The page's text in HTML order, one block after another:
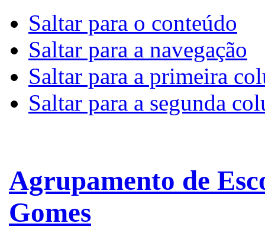
Saltar para o conteúdo
Saltar para a navegação
Saltar para a primeira
Saltar para a segunda
Agrupamento de
Gomes